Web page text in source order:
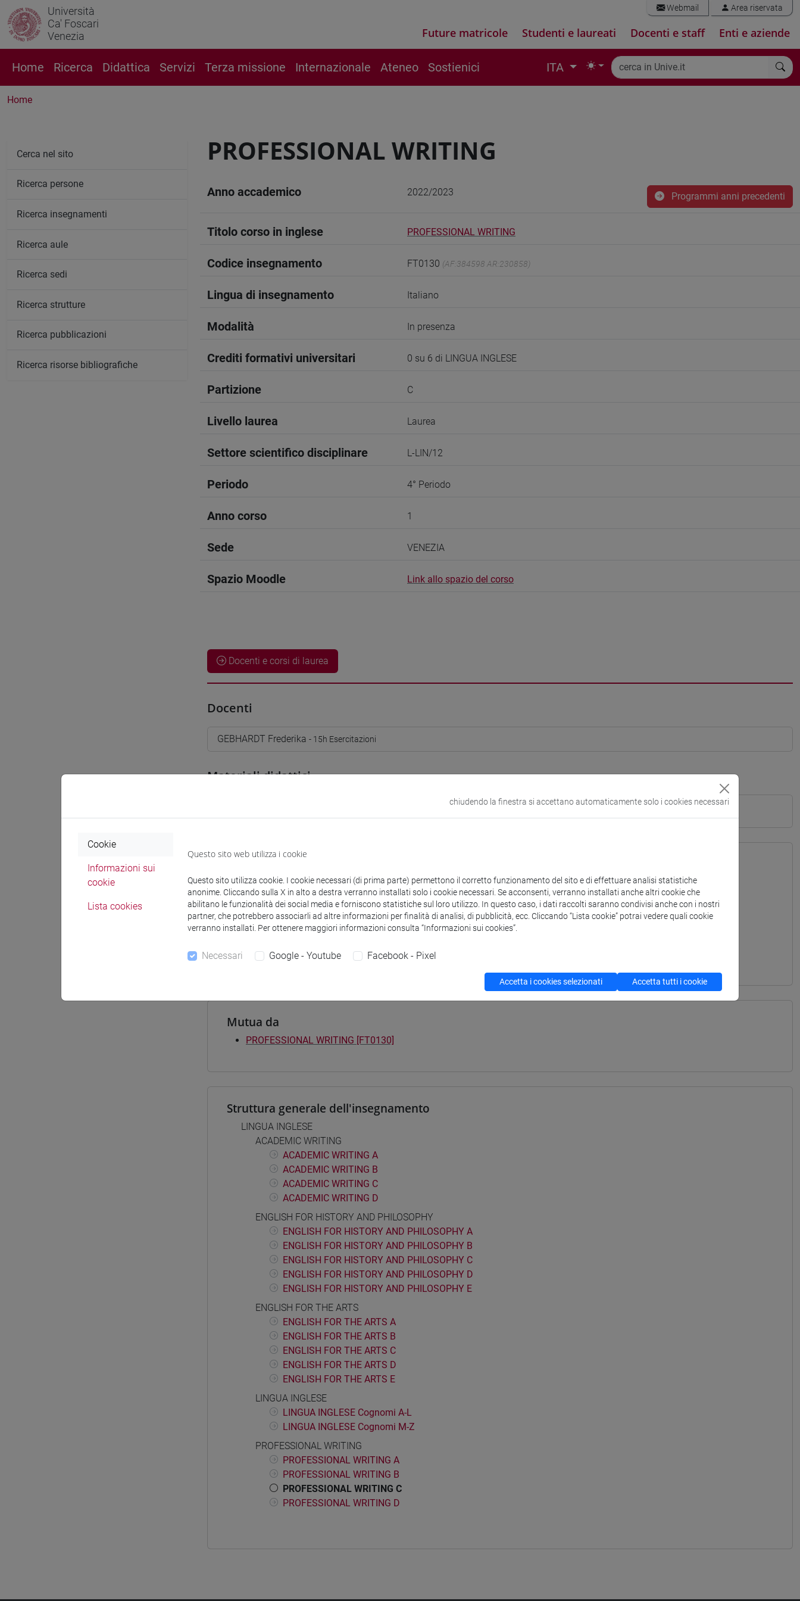
Università
Ca' Foscari
Venezia
Webmail Area riservata
Future matricole Studenti e laureati Docenti e staff Enti e aziende
Home Ricerca Didattica Servizi Terza missione Internazionale Ateneo Sostienici ITA
Home
PROFESSIONAL WRITING
Anno accademico 2022/2023 Programmi anni precedenti
Titolo corso in inglese PROFESSIONAL WRITING
Codice insegnamento FT0130 (AF:384598 AR:230858)
Lingua di insegnamento Italiano
Modalità In presenza
Crediti formativi universitari 0 su 6 di LINGUA INGLESE
Partizione C
Livello laurea Laurea
Settore scientifico disciplinare L-LIN/12
Periodo 4° Periodo
Anno corso 1
Sede VENEZIA
Spazio Moodle Link allo spazio del corso
Docenti e corsi di laurea
Docenti
GEBHARDT Frederika - 15h Esercitazioni
Materiali didattici
[FT2] FILOSOFIA - Laurea
percorso comune
[FT3] LETTERE - Laurea
percorso comune
percorso comune
Mutua da
PROFESSIONAL WRITING [FT0130]
Struttura generale dell'insegnamento
LINGUA INGLESE
ACADEMIC WRITING
ACADEMIC WRITING A
ACADEMIC WRITING B
ACADEMIC WRITING C
ACADEMIC WRITING D
ENGLISH FOR HISTORY AND PHILOSOPHY
ENGLISH FOR HISTORY AND PHILOSOPHY A
ENGLISH FOR HISTORY AND PHILOSOPHY B
ENGLISH FOR HISTORY AND PHILOSOPHY C
ENGLISH FOR HISTORY AND PHILOSOPHY D
ENGLISH FOR HISTORY AND PHILOSOPHY E
ENGLISH FOR THE ARTS
ENGLISH FOR THE ARTS A
ENGLISH FOR THE ARTS B
ENGLISH FOR THE ARTS C
ENGLISH FOR THE ARTS D
ENGLISH FOR THE ARTS E
LINGUA INGLESE
LINGUA INGLESE Cognomi A-L
LINGUA INGLESE Cognomi M-Z
PROFESSIONAL WRITING
PROFESSIONAL WRITING A
PROFESSIONAL WRITING B
PROFESSIONAL WRITING C
PROFESSIONAL WRITING D
Cerca nel sito
Ricerca persone
Ricerca insegnamenti
Ricerca aule
Ricerca sedi
Ricerca strutture
Ricerca pubblicazioni
Ricerca risorse bibliografiche
chiudendo la finestra si accettano automaticamente solo i cookies necessari
Cookie
Informazioni sui
cookie
Lista cookies
Questo sito web utilizza i cookie
Questo sito utilizza cookie. I cookie necessari (di prima parte) permettono il corretto funzionamento del sito e di effettuare analisi statistiche
anonime. Cliccando sulla X in alto a destra verranno installati solo i cookie necessari. Se acconsenti, verranno installati anche altri cookie che
abilitano le funzionalità dei social media e forniscono statistiche sul loro utilizzo. In questo caso, i dati raccolti saranno condivisi anche con i nostri
partner, che potrebbero associarli ad altre informazioni per finalità di analisi, di pubblicità, ecc. Cliccando “Lista cookie” potrai vedere quali cookie
verranno installati. Per ottenere maggiori informazioni consulta “Informazioni sui cookies”.
Necessari Google - Youtube Facebook - Pixel
Accetta i cookies selezionati Accetta tutti i cookie